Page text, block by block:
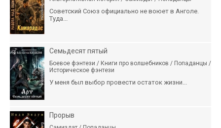
Советский Союз официально не воюет в Анголе.
Туда...
Семьдесят пятый
Боевое фэнтези / Книги про волшебников / Попаданцы /
Историческое фэнтези
У меня был выбор провести остаток жизни...
Прорыв